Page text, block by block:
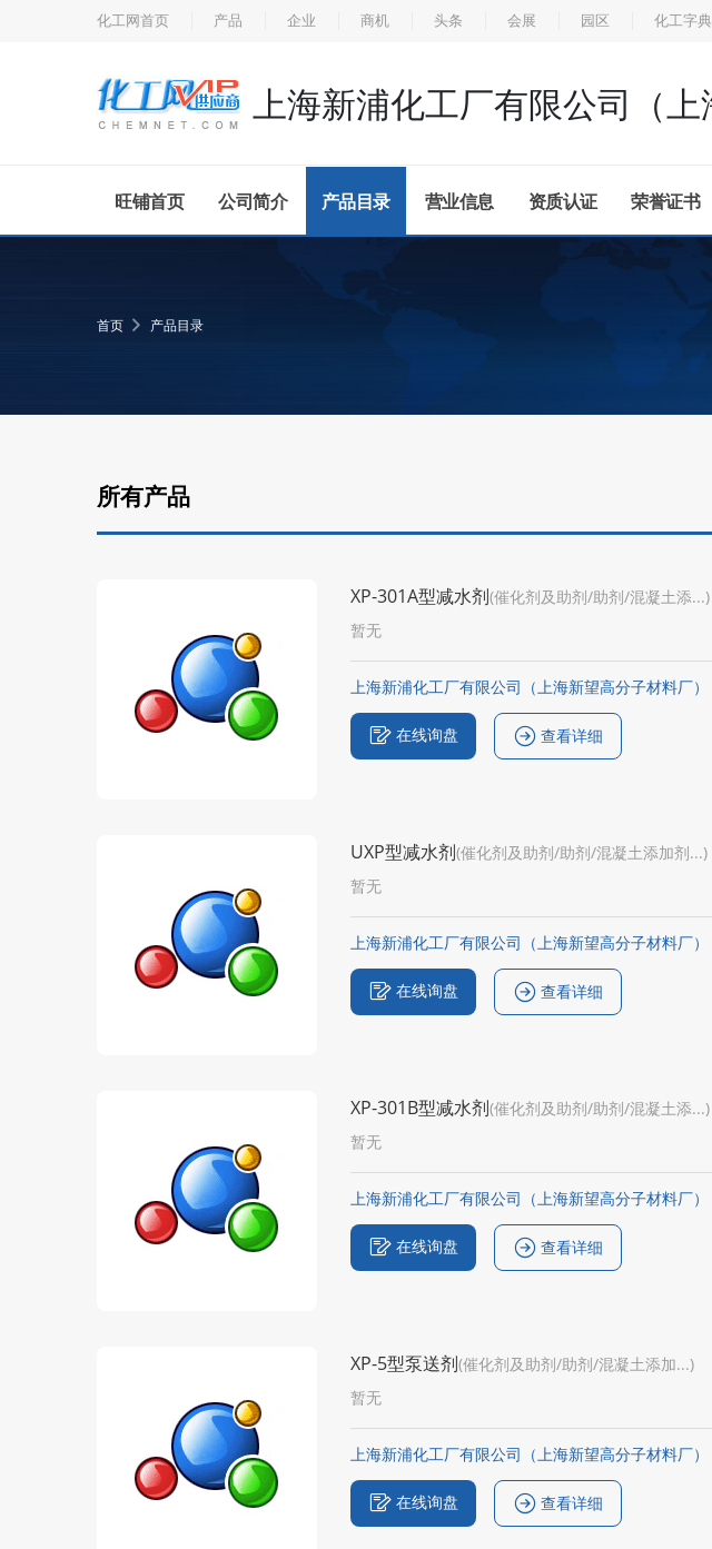
化工网首页 产品 企业 商机 头条 会展 园区 化工字典
旺铺首页 公司简介 产品目录 营业信息 资质认证 荣誉证书
首页 产品目录
所有产品
XP-301A型减水剂(催化剂及助剂/助剂/混凝土添...)
暂无
上海新浦化工厂有限公司（上海新望高分子材料厂）
在线询盘 查看详细
UXP型减水剂(催化剂及助剂/助剂/混凝土添加剂...)
暂无
上海新浦化工厂有限公司（上海新望高分子材料厂）
在线询盘 查看详细
XP-301B型减水剂(催化剂及助剂/助剂/混凝土添...)
暂无
上海新浦化工厂有限公司（上海新望高分子材料厂）
在线询盘 查看详细
XP-5型泵送剂(催化剂及助剂/助剂/混凝土添加...)
暂无
上海新浦化工厂有限公司（上海新望高分子材料厂）
在线询盘 查看详细